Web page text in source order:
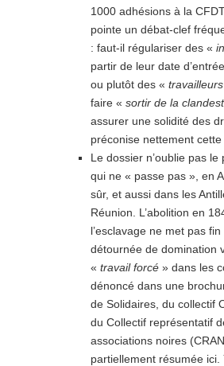
1000 adhésions à la
pointe un débat-clef
: faut-il régulariser des «
partir de leur date
ou plutôt des « travailleurs
faire « sortir de la
assurer une solidité des
préconise nettement cette
Le dossier n’oublie pas le
qui ne « passe pas », en
sûr, et aussi dans les
Réunion. L’abolition en
l’esclavage ne met pas
détournée de domination
« travail forcé » dans les
dénoncé dans une
de Solidaires, du collectif
du Collectif représentatif
associations noires
partiellement résumée ici.